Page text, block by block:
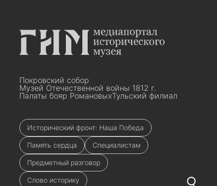
Покровский собор
Музей Отечественной войны 1812 г.
Палаты бояр РомановыхТульский филиал
Исторический фронт: Наша Победа
Память сердца Специалистам
Предметный разговор
Слово историку